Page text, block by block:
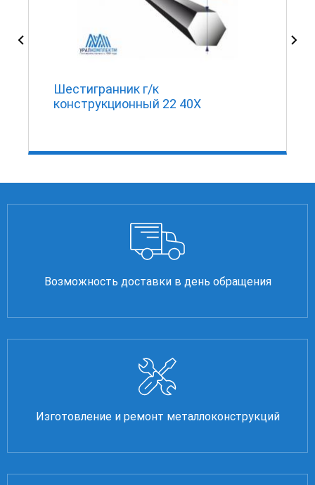
Шестигранник г/к
конструкционный 22 40Х
Возможность доставки в день обращения
Изготовление и ремонт металлоконструкций